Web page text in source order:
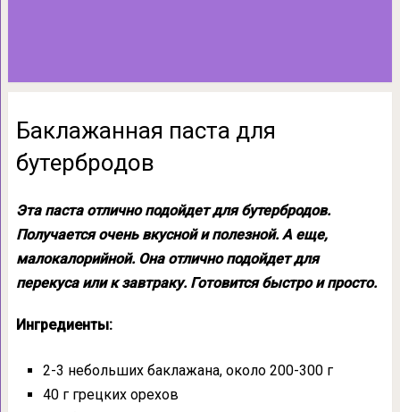
Баклажанная паста для
бутербродов
Эта паста отлично подойдет для бутербродов.
Получается очень вкусной и полезной. А еще,
малокалорийной. Она отлично подойдет для
перекуса или к завтраку. Готовится быстро и просто.
Ингредиенты:
2-3 небольших баклажана, около 200-300 г
40 г грецких орехов